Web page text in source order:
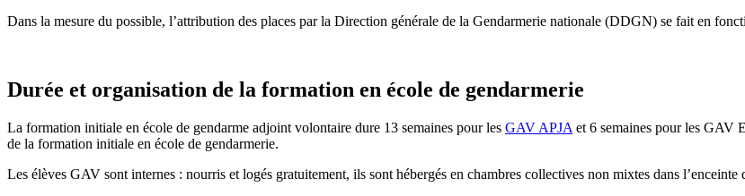
Dans la mesure du possible, l’attribution des places par la Direction générale de la Gendarmerie nationale (DDGN) se fait en
Durée et organisation de la formation en école de gendarmerie
La formation initiale en école de gendarme adjoint volontaire dure 13 semaines pour les GAV APJA et 6 semaines pour les GAV
de la formation initiale en école de gendarmerie.
Les élèves GAV sont internes : nourris et logés gratuitement, ils sont hébergés en chambres collectives non mixtes dans l’enceinte